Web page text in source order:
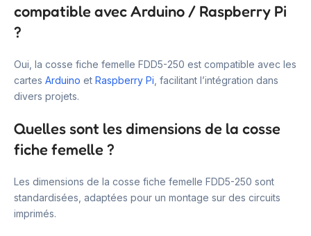
compatible avec Arduino / Raspberry Pi
?
Oui, la cosse fiche femelle FDD5-250 est compatible avec les
cartes Arduino et Raspberry Pi , facilitant l’intégration dans
divers projets.
Quelles sont les dimensions de la cosse
fiche femelle ?
Les dimensions de la cosse fiche femelle FDD5-250 sont
standardisées, adaptées pour un montage sur des circuits
imprimés.